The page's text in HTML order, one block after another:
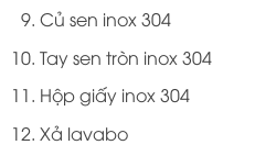
Củ sen inox 304
Tay sen tròn inox 304
Hộp giấy inox 304
Xả lavabo